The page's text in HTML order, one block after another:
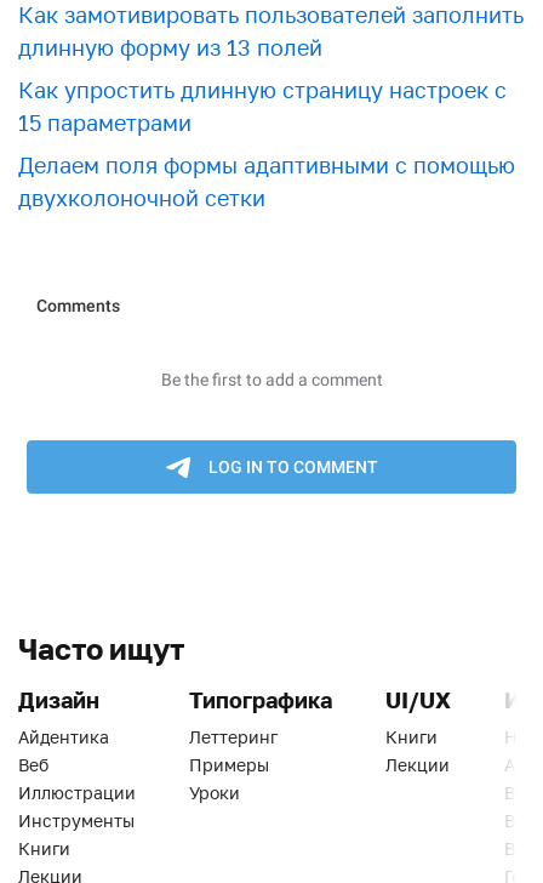
Как замотивировать пользователей заполнить
длинную форму из 13 полей
Как упростить длинную страницу настроек с
15 параметрами
Делаем поля формы адаптивными с помощью
двухколоночной сетки
Часто ищут
Дизайн
Айдентика
Веб
Иллюстрации
Инструменты
Книги
Лекции
Типографика
Леттеринг
Примеры
Уроки
UI/UX
Книги
Лекции
Веб